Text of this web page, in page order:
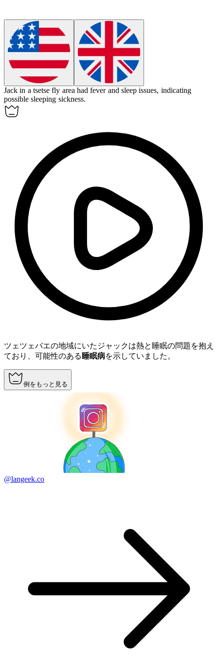
Jack in a tsetse fly area had fever and sleep issues, indicating
possiblesleeping sickness.
ツェツェバエの地域にいたジャックは熱と睡眠の問題を抱え
ており、可能性のある 睡眠病を示していました。
例をもっと見る
@langeek.co